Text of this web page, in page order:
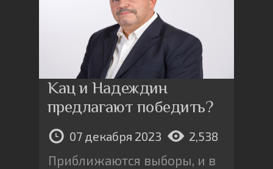
Кац и Надеждин
предлагают победить?
07 декабря 2023 2,538
Приближаются выборы, и в